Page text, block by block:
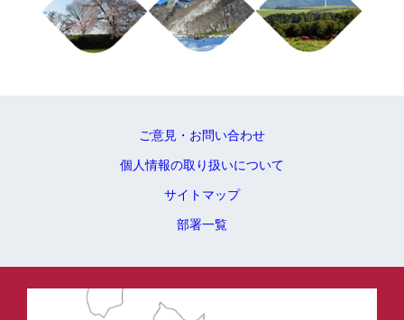
ご意見・お問い合わせ
個人情報の取り扱いについて
サイトマップ
部署一覧